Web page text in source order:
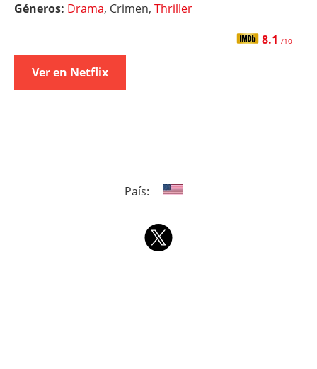
Géneros: Drama, Crimen, Thriller
8.1 /10
Ver en Netflix
País: